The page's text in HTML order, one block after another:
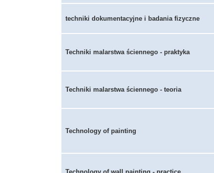
techniki dokumentacyjne i badania fizyczne
Techniki malarstwa ściennego - praktyka
Techniki malarstwa ściennego - teoria
Technology of painting